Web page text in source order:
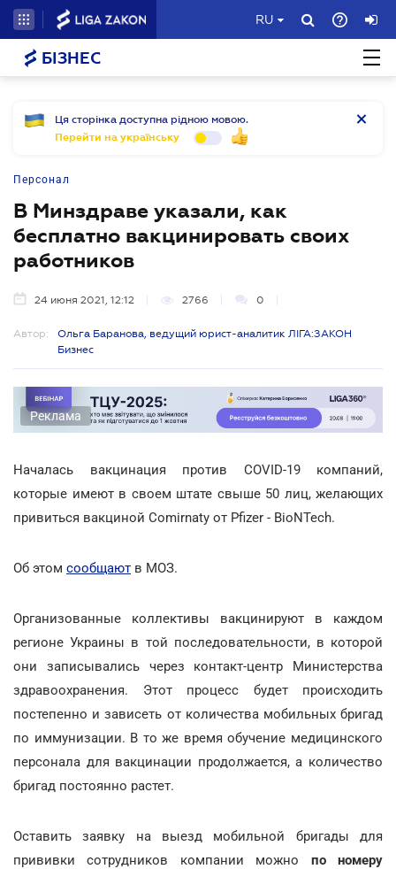
RU
БІЗНЕС
Ця сторінка доступна рідною мовою.
Перейти на українську
Персонал
В Минздраве указали, как
бесплатно вакцинировать своих
работников
24 июня 2021, 12:12 2766 0
Автор:
Ольга Баранова, ведущий юрист-аналитик ЛІГА:ЗАКОН
Бизнес
Реклама
Началась вакцинация против COVID-19 компаний,
которые имеют в своем штате свыше 50 лиц, желающих
привиться вакциной Comirnaty от Pfizer - BioNTech.
Об этом сообщают в МОЗ.
Организованные коллективы вакцинируют в каждом
регионе Украины в той последовательности, в которой
они записывались через контакт-центр Министерства
здравоохранения. Этот процесс будет происходить
постепенно и зависеть от количества мобильных бригад
по иммунизации. В то же время обучение медицинского
персонала для вакцинации продолжается, а количество
бригад постоянно растет.
Оставить заявку на выезд мобильной бригады для
прививки сотрудников компании можно по номеру